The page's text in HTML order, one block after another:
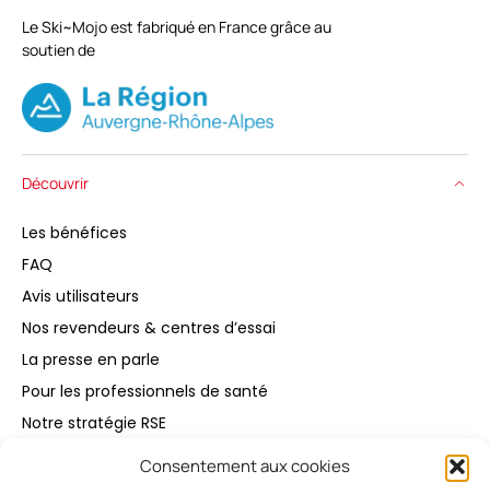
Consentement aux cookies
Le Ski~Mojo est fabriqué en France grâce au
soutien de
Découvrir
Les bénéfices
FAQ
Avis utilisateurs
Nos revendeurs & centres d’essai
La presse en parle
Pour les professionnels de santé
Notre stratégie RSE